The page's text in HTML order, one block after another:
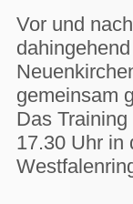
Vor und
gemeinsam
Das
17.30 Uhr in